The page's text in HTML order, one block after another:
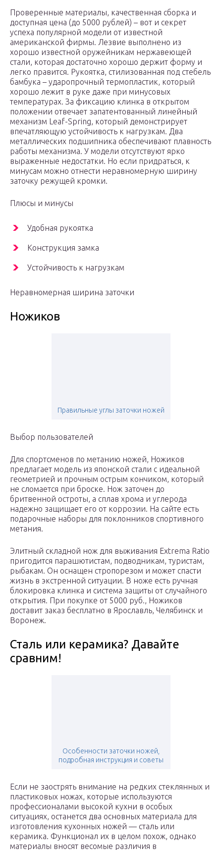
Проверенные материалы, качественная сборка и
доступная цена (до 5000 рублей) – вот и секрет
успеха популярной модели от известной
американской фирмы. Лезвие выполнено из
хорошо известной оружейникам нержавеющей
стали, которая достаточно хорошо держит форму и
легко правится. Рукоятка, стилизованная под стебель
бамбука – ударопрочный термопластик, который
хорошо лежит в руке даже при минусовых
температурах. За фиксацию клинка в открытом
положении отвечает запатентованный линейный
механизм Leaf-Spring, который демонстрирует
впечатляющую устойчивость к нагрузкам. Два
металлических подшипника обеспечивают плавность
работы механизма. У модели отсутствуют ярко
выраженные недостатки. Но если придраться, к
минусам можно отнести неравномерную ширину
заточку режущей кромки.
Плюсы и минусы
Удобная рукоятка
Конструкция замка
Устойчивость к нагрузкам
Неравномерная ширина заточки
Ножиков
Правильные углы заточки ножей
Выбор пользователей
Для спортсменов по метанию ножей, Ножиков
предлагает модель из японской стали с идеальной
геометрией и прочным острым кончиком, который
не сломается при броске. Нож заточен до
бритвенной остроты, а сплав хрома и углерода
надежно защищает его от коррозии. На сайте есть
подарочные наборы для поклонников спортивного
метания.
Элитный складной нож для выживания Extrema Ratio
пригодится парашютистам, подводникам, туристам,
рыбакам. Он оснащен стропорезом и может спасти
жизнь в экстренной ситуации. В ноже есть ручная
блокировка клинка и система защиты от случайного
открытия. При покупке от 5000 руб., Ножиков
доставит заказ бесплатно в Ярославль, Челябинск и
Воронеж.
Сталь или керамика? Давайте
сравним!
Особенности заточки ножей,
подробная инструкция и советы
Если не заострять внимание на редких стеклянных и
пластиковых ножах, которые используются
профессионалами высокой кухни в особых
ситуациях, останется два основных материала для
изготовления кухонных ножей — сталь или
керамика. Функционал их в целом похож, однако
материалы вносят весомые различия в